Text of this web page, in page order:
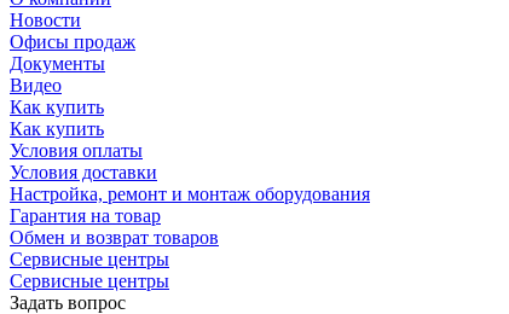
Новости
Офисы продаж
Документы
Видео
Как купить
Как купить
Условия оплаты
Условия доставки
Настройка, ремонт и монтаж оборудования
Гарантия на товар
Обмен и возврат товаров
Сервисные центры
Сервисные центры
Задать вопрос